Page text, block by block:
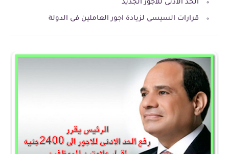
الحد الادنى للاجور الجديد
قرارات السيسى لزيادة اجور العاملين فى الدولة